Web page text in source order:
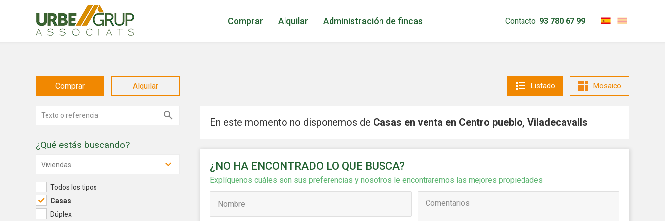
Comprar Alquilar Administración de fincas Contacto 93 780 67 99
Comprar Alquilar
¿Qué estás buscando?
Viviendas
Todos los tipos
Casas
Dúplex
Listado Mosaico
En este momento no disponemos de Casas en venta en Centro pueblo, Viladecavalls
¿NO HA ENCONTRADO LO QUE BUSCA?
Explíquenos cuáles son sus preferencias y nosotros le encontraremos las mejores propiedades
Modificar cookies
mejorar nuestros servicios. Si continua navegando, supone la aceptación de la